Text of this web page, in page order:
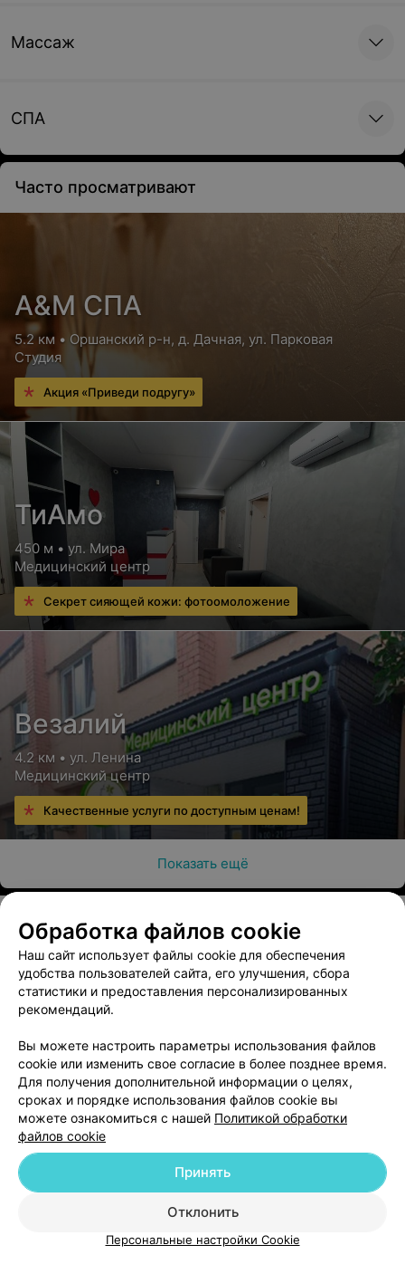
Массаж
СПА
Часто просматривают
А&М СПА
5.2 км • Оршанский р-н, д. Дачная, ул. Парковая
Студия
Акция «Приведи подругу»
ТиАмо
450 м • ул. Мира
Медицинский центр
Секрет сияющей кожи: фотоомоложение
Везалий
4.2 км • ул. Ленина
Медицинский центр
Качественные услуги по доступным ценам!
Показать ещё
О проекте Новости проекта
Размещение рекламы
Публичный договор
Пользовательское соглашение
Написать руководителю 103.by
Написать в поддержку
Персональные настройки cookie
Обработка персональных данных
ВЫ ВЛАДЕЛЕЦ?
Обработка файлов cookie
Наш сайт использует файлы cookie для обеспечения
удобства пользователей сайта, его улучшения, сбора
статистики и предоставления персонализированных
рекомендаций.
Вы можете настроить параметры использования файлов
cookie или изменить свое согласие в более позднее время.
Для получения дополнительной информации о целях,
сроках и порядке использования файлов cookie вы
можете ознакомиться с нашей Политикой обработки
файлов cookie
Отклонить
Принять
Персональные настройки Cookie